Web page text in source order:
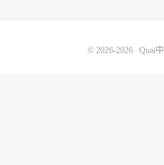
© 2026-2026 Quai